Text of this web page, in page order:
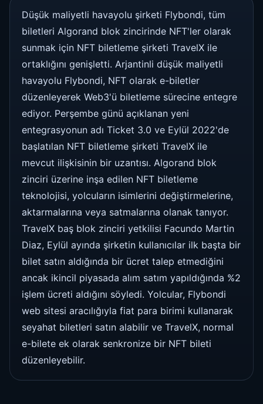
Düşük maliyetli havayolu şirketi Flybondi, tüm
biletleri Algorand blok zincirinde NFT'ler olarak
sunmak için NFT biletleme şirketi TravelX ile
ortaklığını genişletti. Arjantinli düşük maliyetli
havayolu Flybondi, NFT olarak e-biletler
düzenleyerek Web3'ü biletleme sürecine entegre
ediyor. Perşembe günü açıklanan yeni
entegrasyonun adı Ticket 3.0 ve Eylül 2022'de
başlatılan NFT biletleme şirketi TravelX ile
mevcut ilişkisinin bir uzantısı. Algorand blok
zinciri üzerine inşa edilen NFT biletleme
teknolojisi, yolcuların isimlerini değiştirmelerine,
aktarmalarına veya satmalarına olanak tanıyor.
TravelX baş blok zinciri yetkilisi Facundo Martin
Diaz, Eylül ayında şirketin kullanıcılar ilk başta bir
bilet satın aldığında bir ücret talep etmediğini
ancak ikincil piyasada alım satım yapıldığında %2
işlem ücreti aldığını söyledi. Yolcular, Flybondi
web sitesi aracılığıyla fiat para birimi kullanarak
seyahat biletleri satın alabilir ve TravelX, normal
e-bilete ek olarak senkronize bir NFT bileti
düzenleyebilir.